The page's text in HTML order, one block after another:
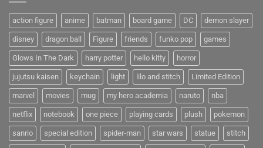
action figure anime batman board game DC demon slayer
disney dragon ball Figure friends funko pop games
Glows In The Dark harry potter hello kitty horror
jujutsu kaisen keychain light lilo and stitch Limited Edition
marvel movies mug my hero academia naruto nba
netflix notebook one piece playing cards plush pokemon
sanrio special edition spider-man star wars statue stitch